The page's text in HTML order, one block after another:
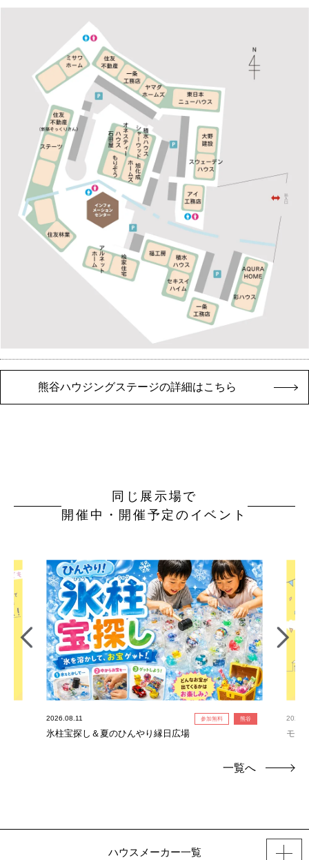
熊谷ハウジングステージの詳細はこちら
同じ展示場で
開催中・開催予定のイベント
2026.08.11 参加無料 熊谷
氷柱宝探し＆夏のひんやり縁日広場 モデ
一覧へ
ハウスメーカー一覧